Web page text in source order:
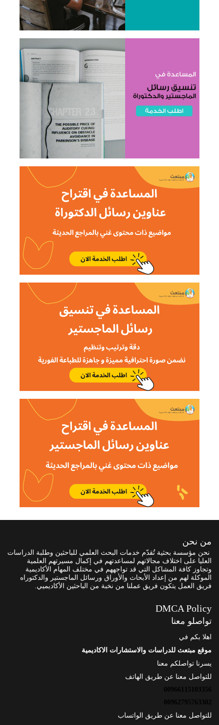
من نحن
نحن مؤسسة بحثية تُقدّم خدمات البحث العلمي للباحثين وطلبة الدراسات
العليا على اختلاف مجالاتهم لمساعدتهم في إكمال مسيرتهم العلمية
وتجاوز كافة المشاكل التي قد تواجههم في مختلف المهام الأكاديمية
الموكلة لهم من إعداد الأبحاث والأوراق ورسائل الماجستير والدكتوراه
فريق العمل يتكون فريق عملنا من نخبة من الباحثين الأكاديميي.
DMCA Policy
تواصلو معنا
اهلا بكم في
موقع مبتعث للدراسات والاستشارات الاكاديمية
يسرنا تواصلكم معنا
للتواصل معنا عن طريق الهاتف
00966115103356
00962795763302
للتواصل معنا عن طريق الواتساب